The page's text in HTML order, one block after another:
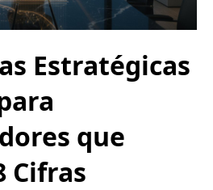
Estratégicas
que
Cifras